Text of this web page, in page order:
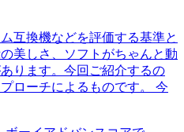
互換機などを評価する基準と
美しさ、ソフトがちゃんと動
ります。今回ご紹介するの
ローチによるものです。 今